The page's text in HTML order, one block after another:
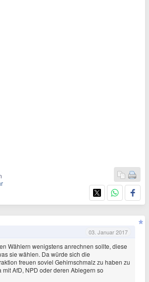
03. Januar 2017
Wählern wenigstens anrechnen sollte, diese
sie wählen. Da würde sich die
freuen soviel Gehirnschmalz zu haben zu
mit AfD, NPD oder deren Ablegern so